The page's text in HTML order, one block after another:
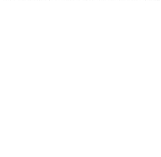
बर्फ पर वास्तव में जो मायने